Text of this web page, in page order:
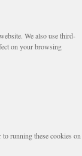
We also use third-
on your browsing
running these cookies on